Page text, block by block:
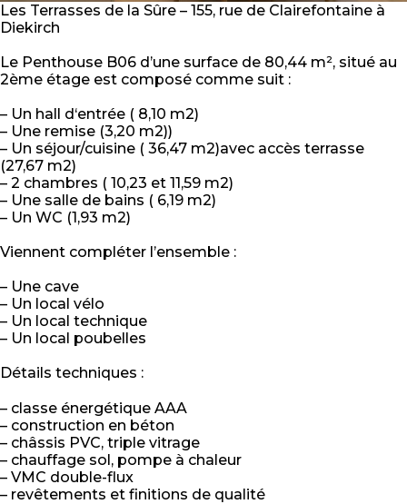
Les Terrasses de la Sûre – 155, rue de Clairefontaine à
Diekirch
Le Penthouse B06 d’une surface de 80,44 m², situé au
2ème étage est composé comme suit :
– Un hall d‘entrée ( 8,10 m2)
– Une remise (3,20 m2))
– Un séjour/cuisine ( 36,47 m2)avec accès terrasse
(27,67 m2)
– 2 chambres ( 10,23 et 11,59 m2)
– Une salle de bains ( 6,19 m2)
– Un WC (1,93 m2)
Viennent compléter l’ensemble :
– Une cave
– Un local vélo
– Un local technique
– Un local poubelles
Détails techniques :
– classe énergétique AAA
– construction en béton
– châssis PVC, triple vitrage
– chauffage sol, pompe à chaleur
– VMC double-flux
– revêtements et finitions de qualité